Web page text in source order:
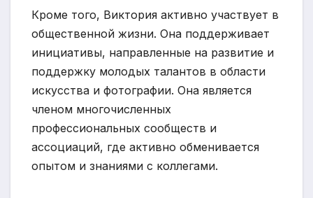
Кроме того, Виктория активно участвует в
общественной жизни. Она поддерживает
инициативы, направленные на развитие и
поддержку молодых талантов в области
искусства и фотографии. Она является
членом многочисленных
профессиональных сообществ и
ассоциаций, где активно обменивается
опытом и знаниями с коллегами.